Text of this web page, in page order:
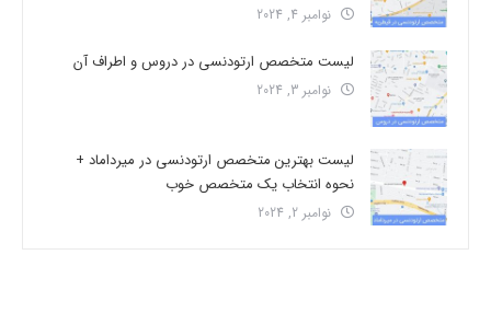
نوامبر 4, 2024
لیست متخصص ارتودنسی در دروس و اطراف آن
نوامبر 3, 2024
لیست بهترین متخصص ارتودنسی در میرداماد +
نحوه انتخاب یک متخصص خوب
نوامبر 2, 2024